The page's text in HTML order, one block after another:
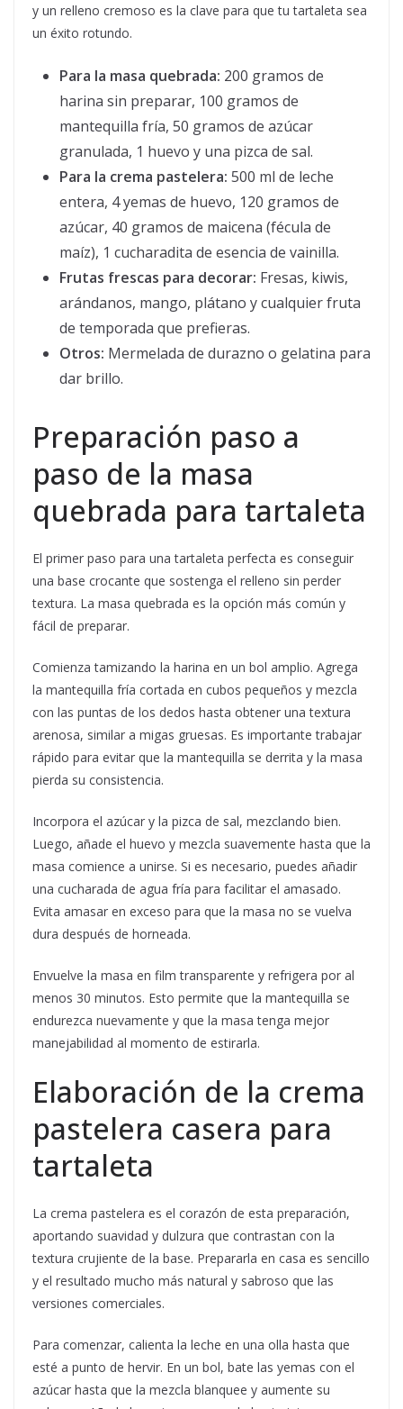
y un relleno cremoso es la clave para que tu tartaleta sea
un éxito rotundo.
Para la masa quebrada: 200 gramos de
harina sin preparar, 100 gramos de
mantequilla fría, 50 gramos de azúcar
granulada, 1 huevo y una pizca de sal.
Para la crema pastelera: 500 ml de leche
entera, 4 yemas de huevo, 120 gramos de
azúcar, 40 gramos de maicena (fécula de
maíz), 1 cucharadita de esencia de vainilla.
Frutas frescas para decorar: Fresas, kiwis,
arándanos, mango, plátano y cualquier fruta
de temporada que prefieras.
Otros: Mermelada de durazno o gelatina para
dar brillo.
Preparación paso a
paso de la masa
quebrada para tartaleta
El primer paso para una tartaleta perfecta es conseguir
una base crocante que sostenga el relleno sin perder
textura. La masa quebrada es la opción más común y
fácil de preparar.
Comienza tamizando la harina en un bol amplio. Agrega
la mantequilla fría cortada en cubos pequeños y mezcla
con las puntas de los dedos hasta obtener una textura
arenosa, similar a migas gruesas. Es importante trabajar
rápido para evitar que la mantequilla se derrita y la masa
pierda su consistencia.
Incorpora el azúcar y la pizca de sal, mezclando bien.
Luego, añade el huevo y mezcla suavemente hasta que la
masa comience a unirse. Si es necesario, puedes añadir
una cucharada de agua fría para facilitar el amasado.
Evita amasar en exceso para que la masa no se vuelva
dura después de horneada.
Envuelve la masa en film transparente y refrigera por al
menos 30 minutos. Esto permite que la mantequilla se
endurezca nuevamente y que la masa tenga mejor
manejabilidad al momento de estirarla.
Elaboración de la crema
pastelera casera para
tartaleta
La crema pastelera es el corazón de esta preparación,
aportando suavidad y dulzura que contrastan con la
textura crujiente de la base. Prepararla en casa es sencillo
y el resultado mucho más natural y sabroso que las
versiones comerciales.
Para comenzar, calienta la leche en una olla hasta que
esté a punto de hervir. En un bol, bate las yemas con el
azúcar hasta que la mezcla blanquee y aumente su